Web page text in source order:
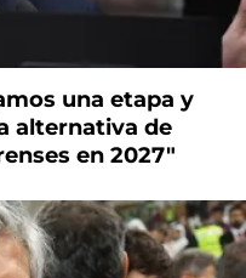
una etapa y
alternativa de
en 2027"